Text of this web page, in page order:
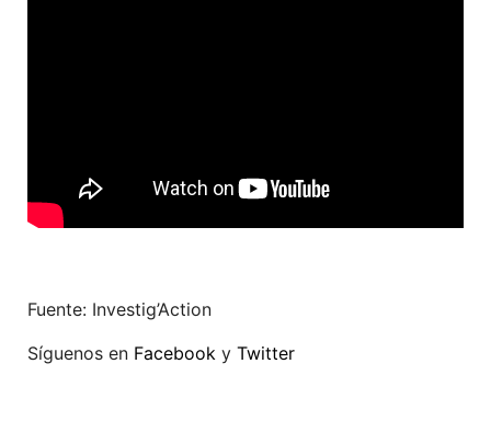
Fuente: Investig’Action
Síguenos en Facebook y Twitter